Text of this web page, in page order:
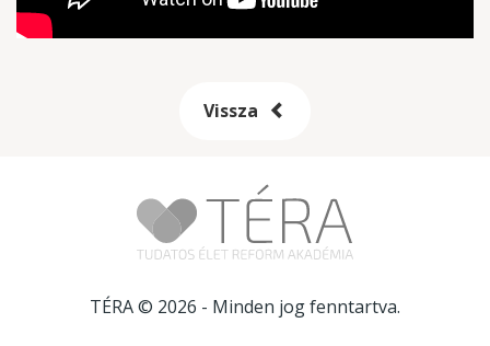
Vissza
TÉRA © 2026 - Minden jog fenntartva.